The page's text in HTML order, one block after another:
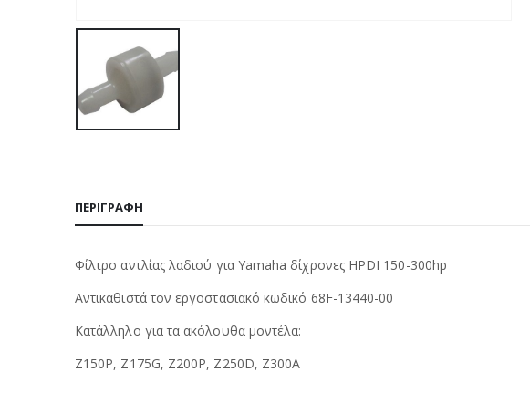
ΠΕΡΙΓΡΑΦΉ
Φίλτρο αντλίας λαδιού για Yamaha δίχρονες HPDI 150-300hp
Αντικαθιστά τον εργοστασιακό κωδικό 68F-13440-00
Κατάλληλο για τα ακόλουθα μοντέλα:
Z150P, Z175G, Z200P, Z250D, Z300A